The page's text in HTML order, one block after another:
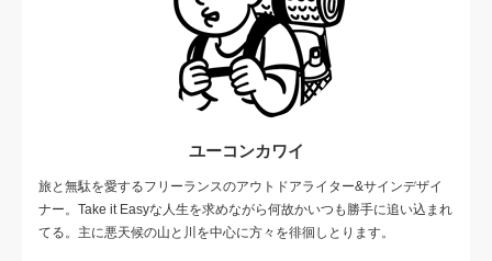
ユーコンカワイ
旅と無駄を愛するフリーランスのアウトドアライター&サインデザイ
ナー。Take it Easyな人生を求めながら何故かいつも勝手に追い込まれ
てる。主に悪天候の山と川を中心に方々を徘徊しとります。